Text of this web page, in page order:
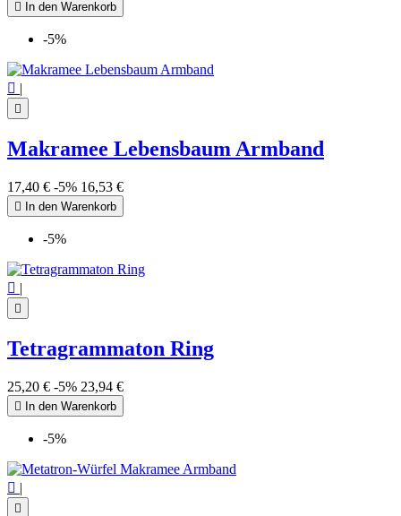
 In den Warenkorb
-5%
 |

Makramee Lebensbaum Armband
17,40 € -5% 16,53 €
 In den Warenkorb
-5%
 |

Tetragrammaton Ring
25,20 € -5% 23,94 €
 In den Warenkorb
-5%
 |
